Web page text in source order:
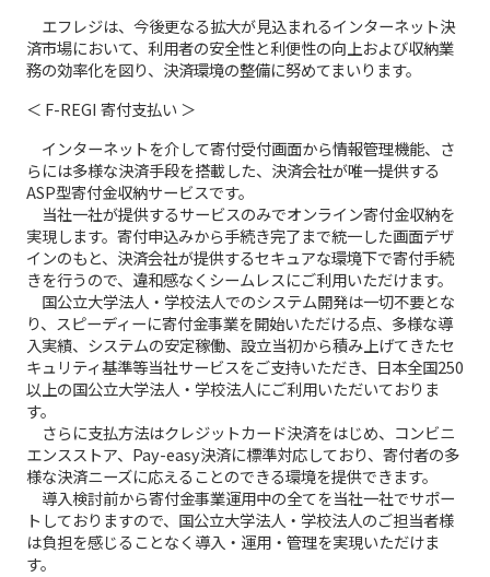
エフレジは、今後更なる拡大が見込まれるインターネット決
済市場において、利用者の安全性と利便性の向上および収納業
務の効率化を図り、決済環境の整備に努めてまいります。
＜ F-REGI 寄付支払い ＞
インターネットを介して寄付受付画面から情報管理機能、さ
らには多様な決済手段を搭載した、決済会社が唯一提供する
ASP型寄付金収納サービスです。
当社一社が提供するサービスのみでオンライン寄付金収納を
実現します。寄付申込みから手続き完了まで統一した画面デザ
インのもと、決済会社が提供するセキュアな環境下で寄付手続
きを行うので、違和感なくシームレスにご利用いただけます。
国公立大学法人・学校法人でのシステム開発は一切不要とな
り、スピーディーに寄付金事業を開始いただける点、多様な導
入実績、システムの安定稼働、設立当初から積み上げてきたセ
キュリティ基準等当社サービスをご支持いただき、日本全国250
以上の国公立大学法人・学校法人にご利用いただいておりま
す。
さらに支払方法はクレジットカード決済をはじめ、コンビニ
エンスストア、Pay-easy決済に標準対応しており、寄付者の多
様な決済ニーズに応えることのできる環境を提供できます。
導入検討前から寄付金事業運用中の全てを当社一社でサポー
トしておりますので、国公立大学法人・学校法人のご担当者様
は負担を感じることなく導入・運用・管理を実現いただけま
す。